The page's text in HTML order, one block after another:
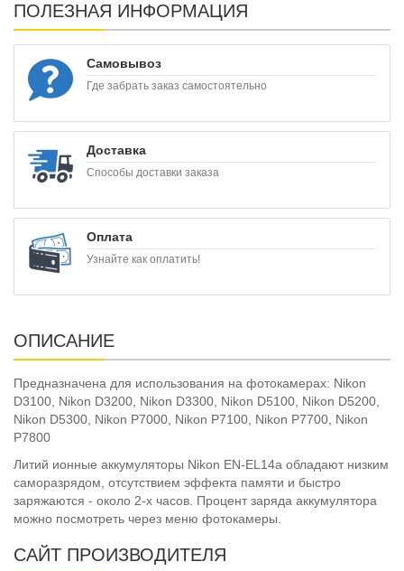
ПОЛЕЗНАЯ ИНФОРМАЦИЯ
Самовывоз
Где забрать заказ самостоятельно
Доставка
Способы доставки заказа
Оплата
Узнайте как оплатить!
ОПИСАНИЕ
Предназначена для использования на фотокамерах: Nikon
D3100, Nikon D3200, Nikon D3300, Nikon D5100, Nikon D5200,
Nikon D5300, Nikon P7000, Nikon P7100, Nikon P7700, Nikon
P7800
Литий ионные аккумуляторы Nikon EN-EL14a обладают низким
саморазрядом, отсутствием эффекта памяти и быстро
заряжаются - около 2-х часов. Процент заряда аккумулятора
можно посмотреть через меню фотокамеры.
САЙТ ПРОИЗВОДИТЕЛЯ